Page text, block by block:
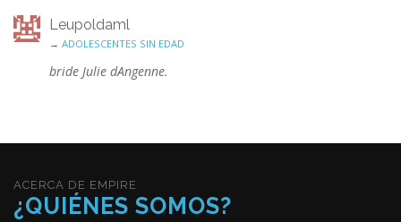
Leupoldaml
→ ADOLESCENTES SIN EDAD
bride Julie dAngenne.
ACERCA DE EMPIRE
¿QUIÉNES SOMOS?